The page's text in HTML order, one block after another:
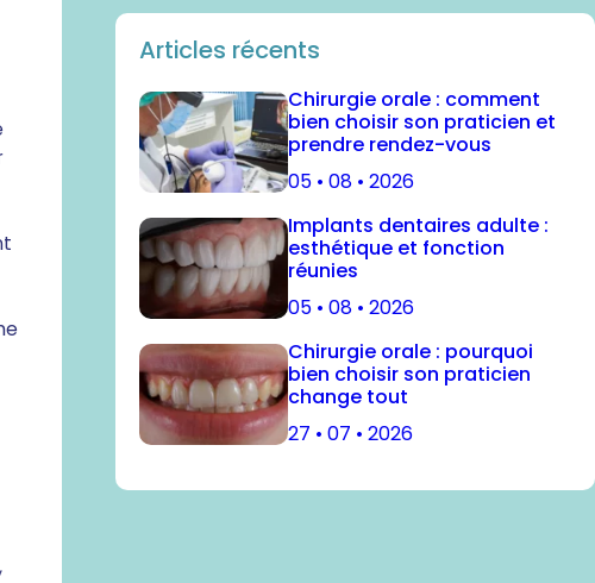
Articles récents
Chirurgie orale : comment
bien choisir son praticien et
prendre rendez-vous
05 • 08 • 2026
Implants dentaires adulte :
esthétique et fonction
réunies
05 • 08 • 2026
Chirurgie orale : pourquoi
bien choisir son praticien
change tout
27 • 07 • 2026